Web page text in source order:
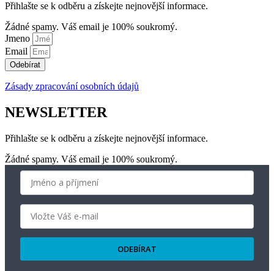
Přihlašte se k odběru a získejte nejnovější informace.
Žádné spamy. Váš email je 100% soukromý.
Jmeno
Email
Odebírat
Zásady zpracování osobních údajů
NEWSLETTER
Přihlašte se k odběru a získejte nejnovější informace.
Žádné spamy. Váš email je 100% soukromý.
ODEBÍRAT